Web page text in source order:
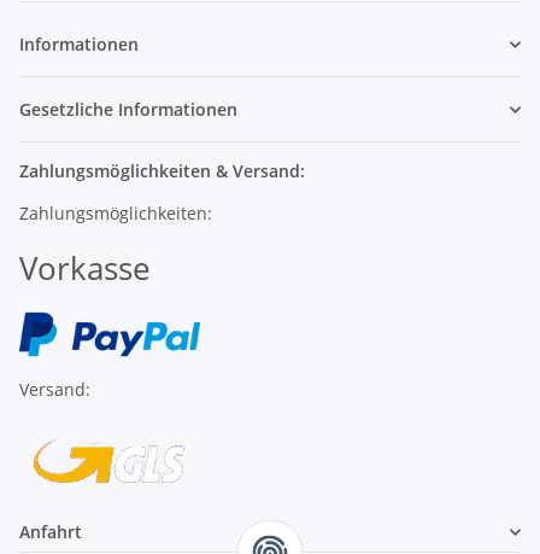
Informationen
Gesetzliche Informationen
Zahlungsmöglichkeiten & Versand:
Zahlungsmöglichkeiten:
Vorkasse
Versand:
Anfahrt